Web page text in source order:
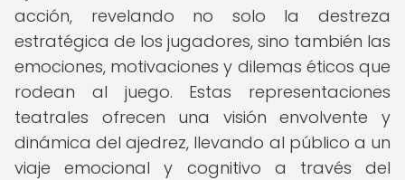
acción, revelando no solo la destreza
estratégica de los jugadores, sino también las
emociones, motivaciones y dilemas éticos que
rodean al juego. Estas representaciones
teatrales ofrecen una visión envolvente y
dinámica del ajedrez, llevando al público a un
viaje emocional y cognitivo a través del